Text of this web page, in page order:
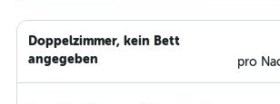
Doppelzimmer, kein Bett
angegeben
pro